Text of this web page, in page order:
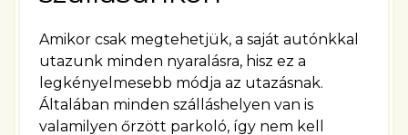
Amikor csak megtehetjük, a saját autónkkal
utazunk minden nyaralásra, hisz ez a
legkényelmesebb módja az utazásnak.
Általában minden szálláshelyen van is
valamilyen őrzött parkoló, így nem kell